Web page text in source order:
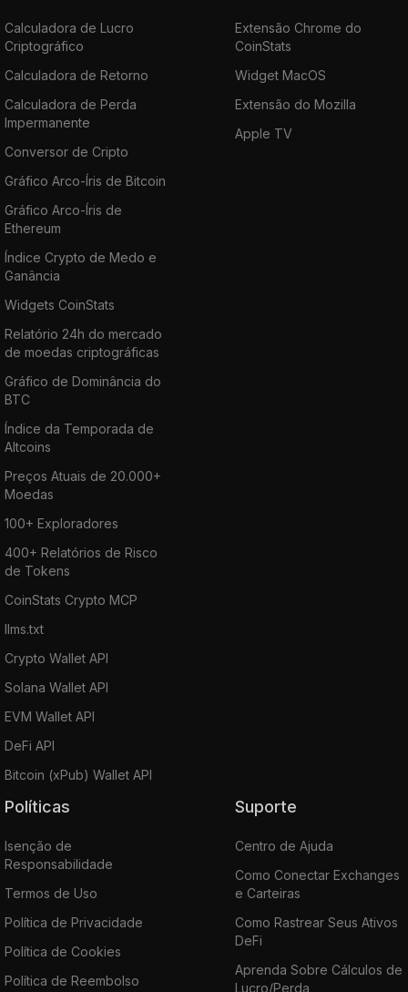
Calculadora de Lucro
Criptográfico
Calculadora de Retorno
Calculadora de Perda
Impermanente
Conversor de Cripto
Gráfico Arco-Íris de Bitcoin
Gráfico Arco-Íris de
Ethereum
Índice Crypto de Medo e
Ganância
Widgets CoinStats
Relatório 24h do mercado
de moedas criptográficas
Gráfico de Dominância do
BTC
Índice da Temporada de
Altcoins
Preços Atuais de 20.000+
Moedas
100+ Exploradores
400+ Relatórios de Risco
de Tokens
CoinStats Crypto MCP
llms.txt
Crypto Wallet API
Solana Wallet API
EVM Wallet API
DeFi API
Bitcoin (xPub) Wallet API
Extensão Chrome do
CoinStats
Widget MacOS
Extensão do Mozilla
Apple TV
Políticas
Isenção de
Responsabilidade
Termos de Uso
Política de Privacidade
Política de Cookies
Política de Reembolso
Suporte
Centro de Ajuda
Como Conectar Exchanges
e Carteiras
Como Rastrear Seus Ativos
DeFi
Aprenda Sobre Cálculos de
Lucro/Perda